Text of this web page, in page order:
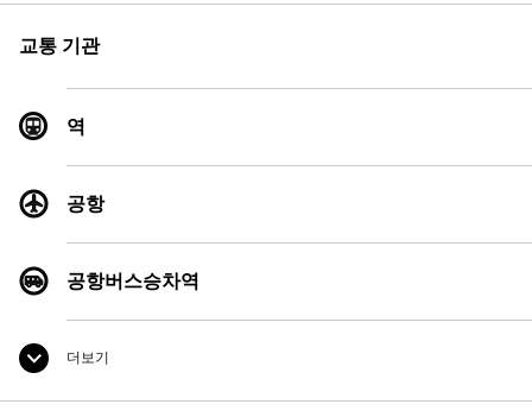
컨비니언스 스토어
환전소
공중전화
교통 기관
역
공항
공항버스승차역
더보기